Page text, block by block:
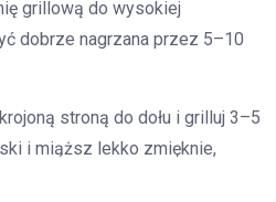
grillową do wysokiej
dobrze nagrzana przez 5–10
stroną do dołu i grilluj 3–5
i miąższ lekko zmięknie,